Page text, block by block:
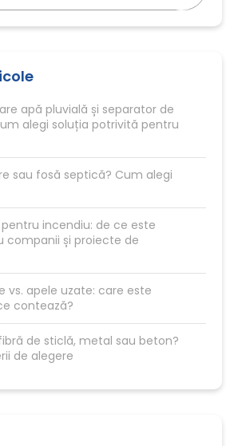
apă pluvială și separator de
alegi soluția potrivită pentru
sau fosă septică? Cum alegi
pentru incendiu: de ce este
companii și proiecte de
vs. apele uzate: care este
contează?
de sticlă, metal sau beton?
de alegere